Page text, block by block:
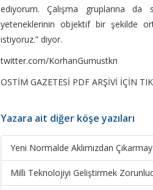
ediyorum. Çalışma gruplarına da
yeteneklerinin objektif bir şekilde
istiyoruz.” diyor.
twitter.com/KorhanGumustkn
OSTİM GAZETESİ PDF ARŞİVİ İÇİN
Yazara ait diğer köşe yazıları
Yeni Normalde Aklımızdan
Milli Teknolojiyi Geliştirmek